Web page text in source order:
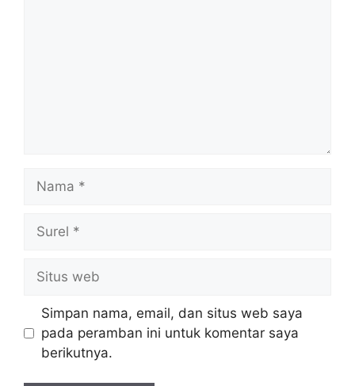
web
Simpan nama, email, dan situs web saya
pada peramban ini untuk komentar saya
berikutnya.